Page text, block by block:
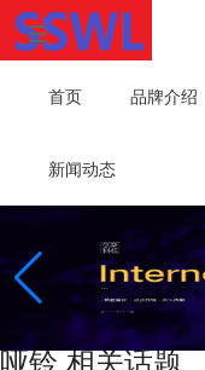
首页 品牌介绍
新闻动态
哑铃 相关话题